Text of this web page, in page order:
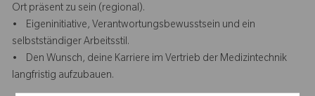
Ort präsent zu sein (regional).
• Eigeninitiative, Verantwortungsbewusstsein und ein
selbstständiger Arbeitsstil.
• Den Wunsch, deine Karriere im Vertrieb der Medizintechnik
langfristig aufzubauen.